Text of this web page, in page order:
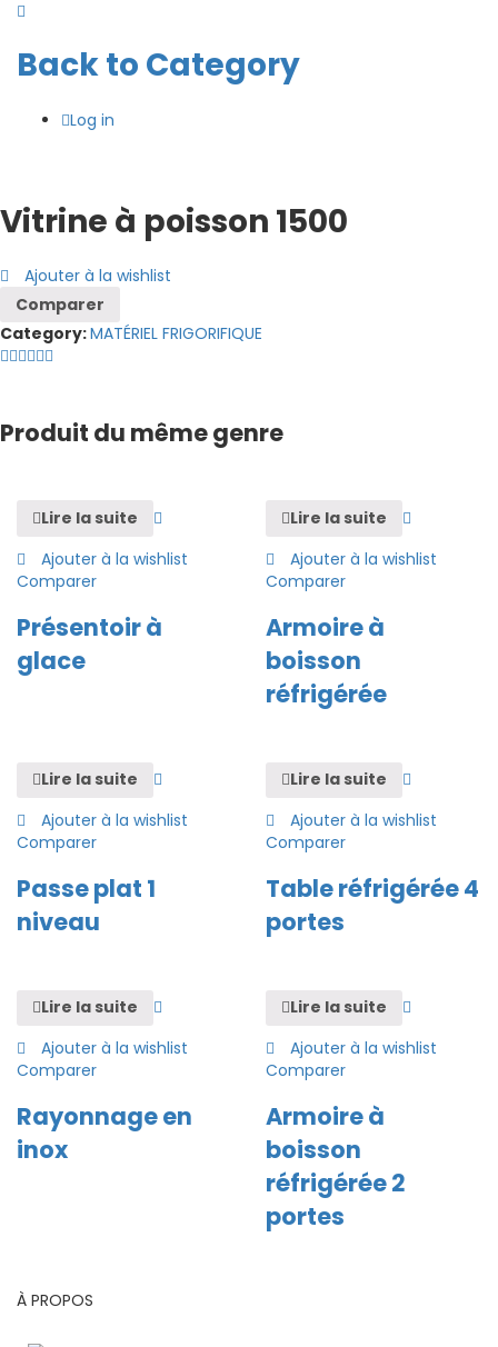
Back to Category
Log in
Vitrine à poisson 1500
Ajouter à la wishlist
Comparer
Category:MATÉRIEL FRIGORIFIQUE
Produit du même genre
Lire la suite
Ajouter à la wishlist
Comparer
Présentoir à
glace
Lire la suite
Ajouter à la wishlist
Comparer
Armoire à
boisson
réfrigérée
Lire la suite
Ajouter à la wishlist
Comparer
Passe plat 1
niveau
Lire la suite
Ajouter à la wishlist
Comparer
Table réfrigérée 4
portes
Lire la suite
Ajouter à la wishlist
Comparer
Rayonnage en
inox
Lire la suite
Ajouter à la wishlist
Comparer
Armoire à
boisson
réfrigérée 2
portes
À PROPOS